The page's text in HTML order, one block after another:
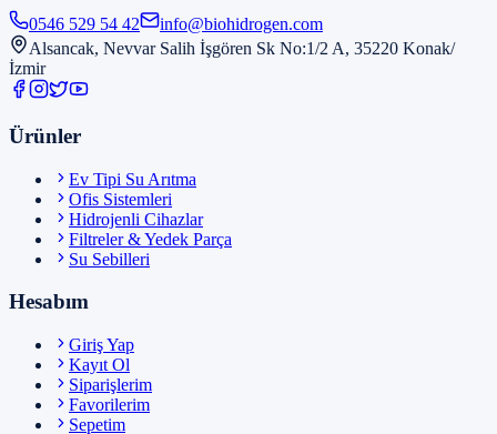
0546 529 54 42
info@biohidrogen.com
Alsancak, Nevvar Salih İşgören Sk No:1/2 A, 35220 Konak/
İzmir
Ürünler
Ev Tipi Su Arıtma
Ofis Sistemleri
Hidrojenli Cihazlar
Filtreler & Yedek Parça
Su Sebilleri
Hesabım
Giriş Yap
Kayıt Ol
Siparişlerim
Favorilerim
Sepetim